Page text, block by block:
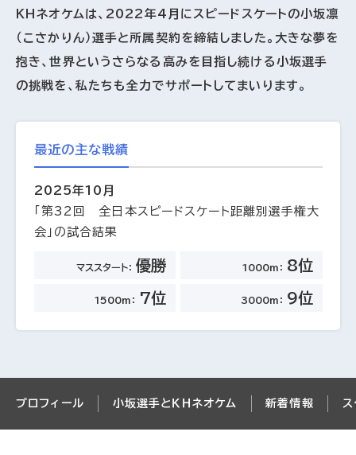
ＫＨネオケムは、2022年4月にスピードスケートの小坂凛
（こさかりん）選手と所属契約を締結しました。大きな夢を
抱き、世界というさらなる高みを目指し続ける小坂選手
の挑戦を、私たちも全力でサポートしてまいります。
最近の主な戦績
2025年10月
「第32回 全日本スピードスケート距離別選手権大
会」の試合結果
マススタート： 優勝 1000m： 8位
1500m： 7位 3000m： 9位
プロフィール 小坂選手とＫＨネオケム 新着情報